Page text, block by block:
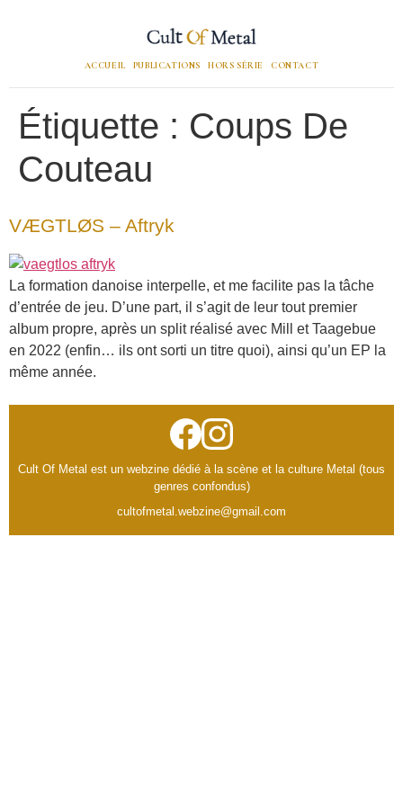
ACCUEIL PUBLICATIONS HORS SÉRIE CONTACT
Étiquette : Coups De
Couteau
VÆGTLØS – Aftryk
La formation danoise interpelle, et me facilite pas la tâche
d’entrée de jeu. D’une part, il s’agit de leur tout premier
album propre, après un split réalisé avec Mill et Taagebue
en 2022 (enfin… ils ont sorti un titre quoi), ainsi qu’un EP la
même année.
Cult Of Metal est un webzine dédié à la scène et la culture Metal (tous
genres confondus)
cultofmetal.webzine@gmail.com